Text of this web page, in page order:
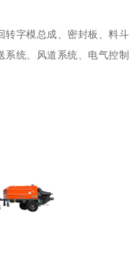
转字模总成、密封板、料斗
系统、风道系统、电气控制